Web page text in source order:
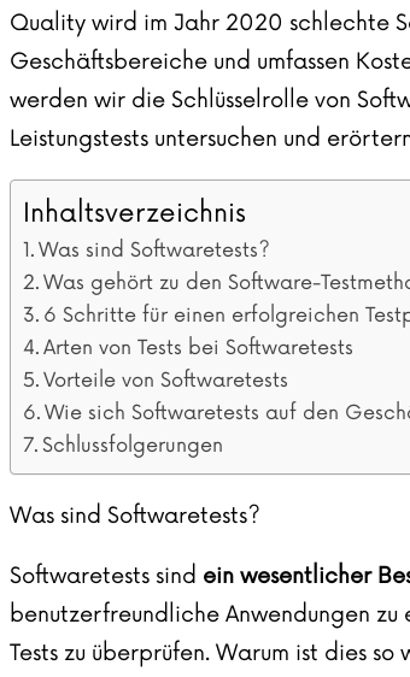
Quality wird im Jahr 2020 schlechte
Geschäftsbereiche und umfassen
werden wir die Schlüsselrolle von
Leistungstests untersuchen und
Inhaltsverzeichnis
Was sind Softwaretests?
Was gehört zu den Software-
6 Schritte für einen erfolgreichen
Arten von Tests bei Softwaretests
Vorteile von Softwaretests
Wie sich Softwaretests auf den
Schlussfolgerungen
Was sind Softwaretests?
Softwaretests sind ein wesentlicher
benutzerfreundliche Anwendungen
Tests zu überprüfen. Warum ist dies